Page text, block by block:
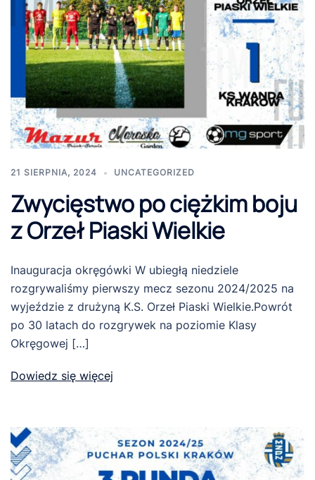
21 SIERPNIA, 2024 UNCATEGORIZED
Zwycięstwo po ciężkim boju
z Orzeł Piaski Wielkie
Inauguracja okręgówki W ubiegłą niedziele
rozgrywaliśmy pierwszy mecz sezonu 2024/2025 na
wyjeździe z drużyną K.S. Orzeł Piaski Wielkie.Powrót
po 30 latach do rozgrywek na poziomie Klasy
Okręgowej […]
Dowiedz się więcej